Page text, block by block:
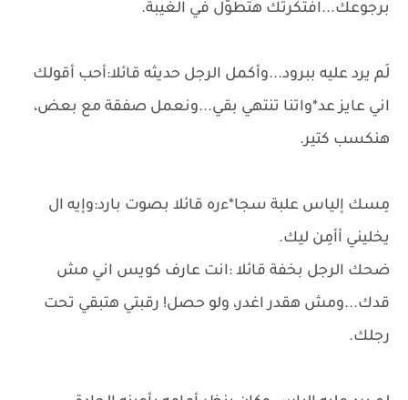
برجوعك...افتكرتك هتطوّل في الغيبة.
لَم يرد عليه ببرود...وأكمل الرجل حديثه قائلا:أحب أقولك
اني عايز عد*واتنا تنتهي بقي...ونعمل صفقة مع بعض،
هنكسب كتير.
مِسك إلياس علبة سجا*ءره قائلا بصوت بارد:وإيه ال
يخليني أأمِن ليك.
ضحك الرجل بخفة قائلا :انت عارف كويس اني مش
قدك...ومش هقدر اغدر، ولو حصل! رقبتي هتبقي تحت
رجلك.